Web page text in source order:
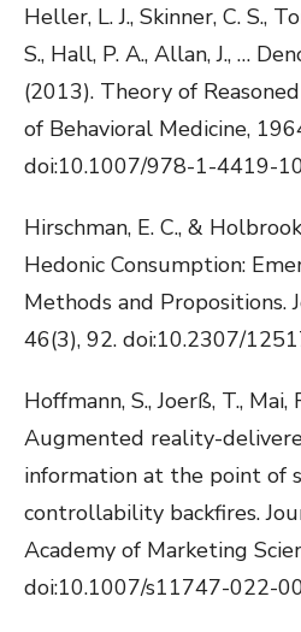
Heller, L. J., Skinner, C. S.,
S., Hall, P. A., Allan, J., …
(2013). Theory of
of Behavioral Medicine,
doi:10.1007/978-1-4419-
Hirschman, E. C., &
Hedonic Consumption:
Methods and Propositions.
46(3), 92. doi:10.2307/
Hoffmann, S., Joerß, T., Mai,
Augmented reality-
information at the point of
controllability backfires.
Academy of Marketing
doi:10.1007/s11747-022-